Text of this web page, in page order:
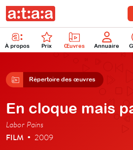
À propos Prix Œuvres Annuaire
Répertoire des œuvres
En cloque mais
Labor Pains
FILM • 2009